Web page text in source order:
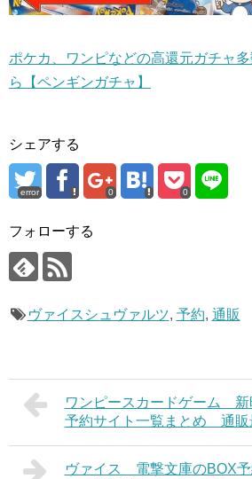
ポケカ、ワンピなどの高還元ガチャ
ら【ペンギンガチャ】
シェアする
error 0 0
フォローする
ヴァイスシュヴァルツ, 予約, 通販
ワンピースカードゲーム 新
予約サイト一覧まとめ 通販
ヴァイス 電撃文庫のBOX予